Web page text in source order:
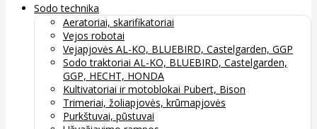
Sodo technika
Aeratoriai, skarifikatoriai
Vejos robotai
Vejapjovės AL-KO, BLUEBIRD, Castelgarden, GGP
Sodo traktoriai AL-KO, BLUEBIRD, Castelgarden,
GGP, HECHT, HONDA
Kultivatoriai ir motoblokai Pubert, Bison
Trimeriai, žoliapjovės, krūmapjovės
Purkštuvai, pūstuvai